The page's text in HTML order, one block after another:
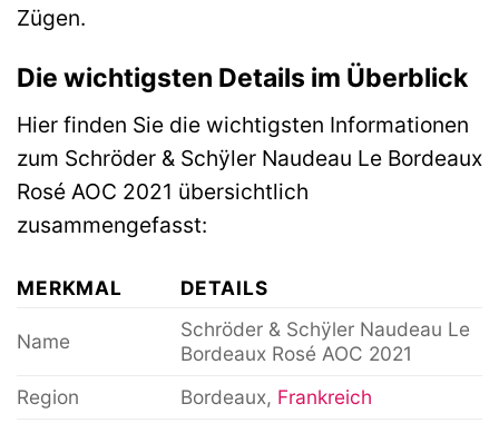
Zügen.
Die wichtigsten Details im Überblick
Hier finden Sie die wichtigsten Informationen
zum Schröder & Schÿler Naudeau Le Bordeaux
Rosé AOC 2021 übersichtlich
zusammengefasst:
MERKMAL DETAILS
Name
Schröder & Schÿler Naudeau Le
Bordeaux Rosé AOC 2021
Region
Bordeaux, Frankreich